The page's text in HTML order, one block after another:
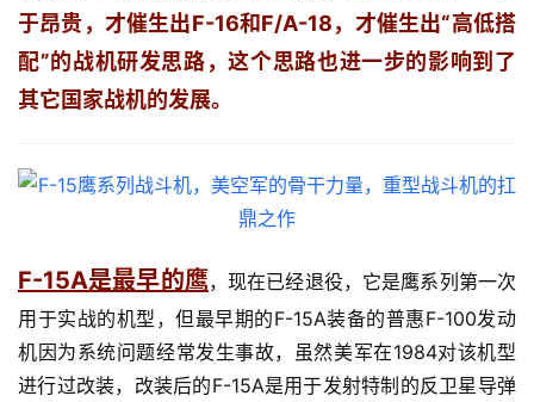
于昂贵，才催生出F-16和F/A-18，才催生出“高低搭
配”的战机研发思路，这个思路也进一步的影响到了
其它国家战机的发展。
F-15A是最早的鹰，现在已经退役，它是鹰系列第一次
用于实战的机型，但最早期的F-15A装备的普惠F-100发动
机因为系统问题经常发生事故，虽然美军在1984对该机型
进行过改装，改装后的F-15A是用于发射特制的反卫星导弹